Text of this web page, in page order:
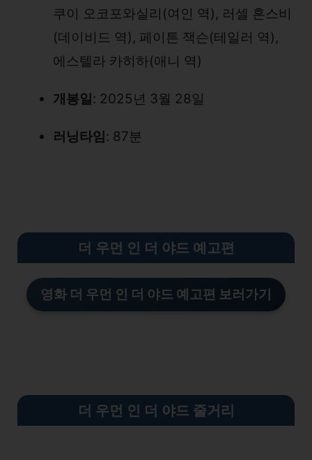
쿠이 오코포와실리(여인 역), 러셀 혼스비
(데이비드 역), 페이튼 잭슨(테일러 역),
에스텔라 카히하(애니 역)
개봉일 : 2025년 3월 28일
러닝타임 : 87분
더 우먼 인 더 야드 예고편
영화 더 우먼 인 더 야드 예고편 보러가기
더 우먼 인 더 야드 줄거리